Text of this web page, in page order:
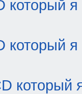
который я
который я
который